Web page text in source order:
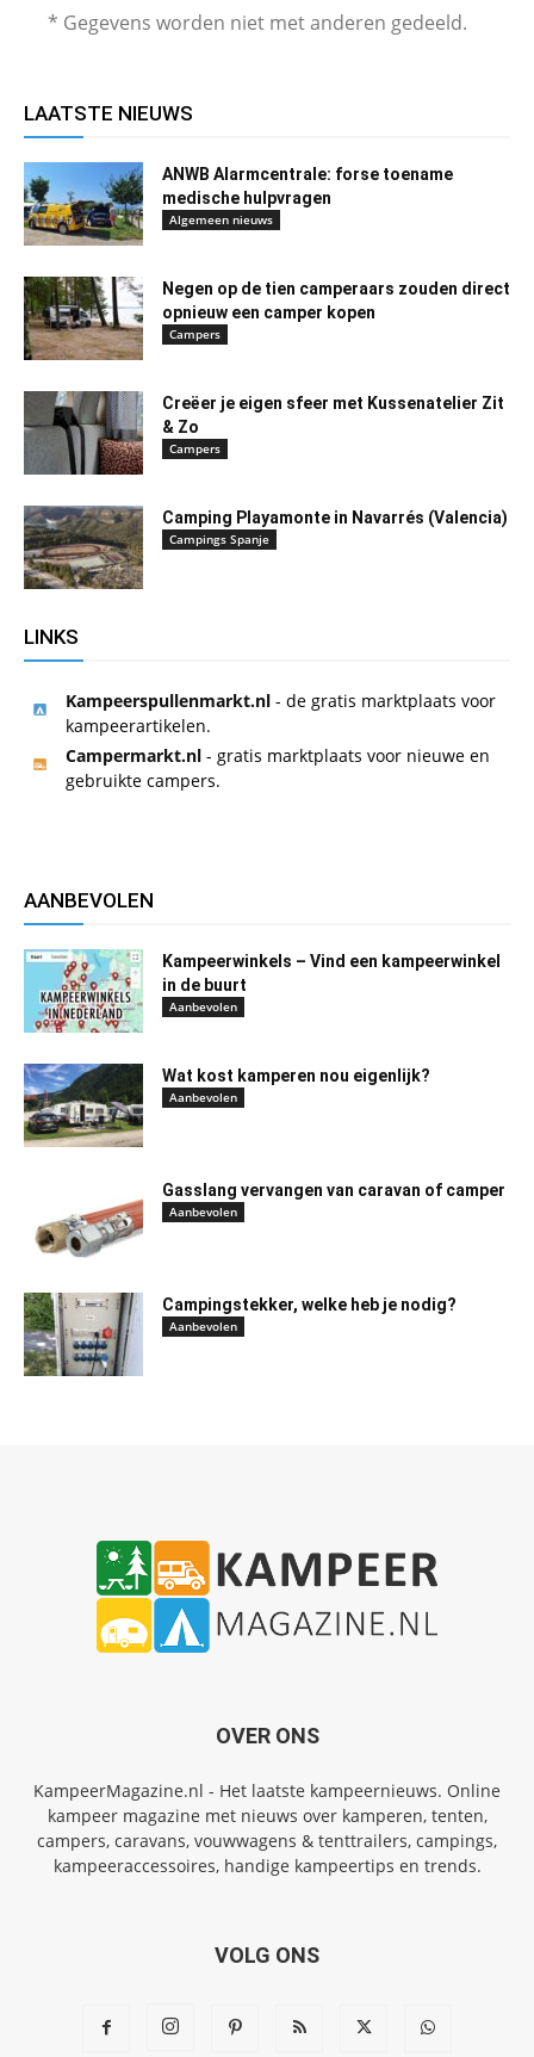
* Gegevens worden niet met anderen gedeeld.
LAATSTE NIEUWS
ANWB Alarmcentrale: forse toename
medische hulpvragen
Algemeen nieuws
Negen op de tien camperaars zouden direct
opnieuw een camper kopen
Campers
Creëer je eigen sfeer met Kussenatelier Zit
& Zo
Campers
Camping Playamonte in Navarrés (Valencia)
Campings Spanje
LINKS
Kampeerspullenmarkt.nl - de gratis marktplaats voor
kampeerartikelen.
Campermarkt.nl - gratis marktplaats voor nieuwe en
gebruikte campers.
AANBEVOLEN
Kampeerwinkels – Vind een kampeerwinkel
in de buurt
Aanbevolen
Wat kost kamperen nou eigenlijk?
Aanbevolen
Gasslang vervangen van caravan of camper
Aanbevolen
Campingstekker, welke heb je nodig?
Aanbevolen
OVER ONS
KampeerMagazine.nl - Het laatste kampeernieuws. Online
kampeer magazine met nieuws over kamperen, tenten,
campers, caravans, vouwwagens & tenttrailers, campings,
kampeeraccessoires, handige kampeertips en trends.
VOLG ONS